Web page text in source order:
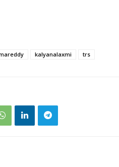
kalyanalaxmi trs